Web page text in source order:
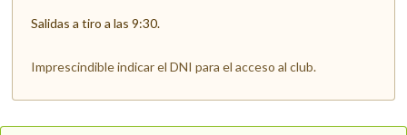
Salidas a tiro a las 9:30.
Imprescindible indicar el DNI para el acceso al club.